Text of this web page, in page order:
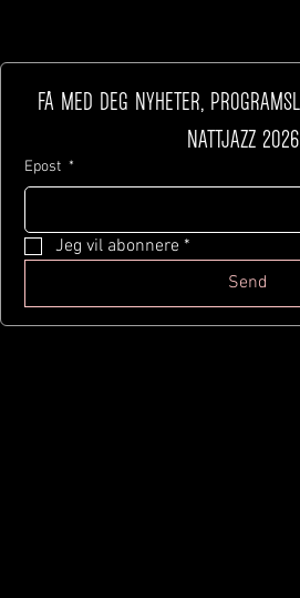
Få med deg nyheter,
Epost *
Jeg vil abonnere *
Send